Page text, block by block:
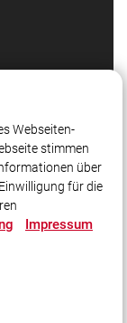
Sie sich
Webseiten-
stimmen
über
für die
Impressum